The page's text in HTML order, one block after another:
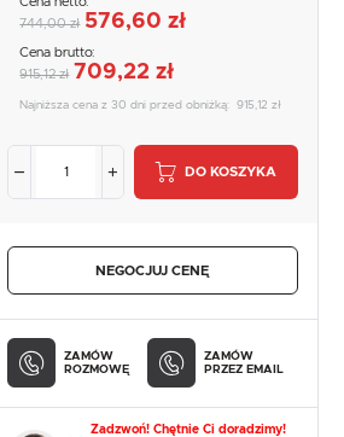
744,00 zł 576,60 zł
Cena brutto:
915,12 zł 709,22 zł
Najniższa cena z 30 dni przed obniżką:915,12 zł
DO KOSZYKA
NEGOCJUJ CENĘ
ZAMÓW
ROZMOWĘ
ZAMÓW
PRZEZ EMAIL
Zadzwoń! Chętnie Ci doradzimy!